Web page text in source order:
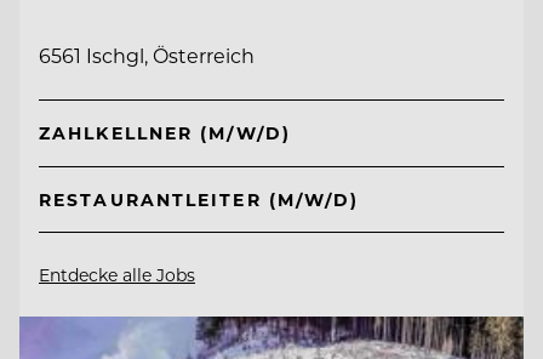
6561 Ischgl, Österreich
ZAHLKELLNER (M/W/D)
RESTAURANTLEITER (M/W/D)
Entdecke alle Jobs